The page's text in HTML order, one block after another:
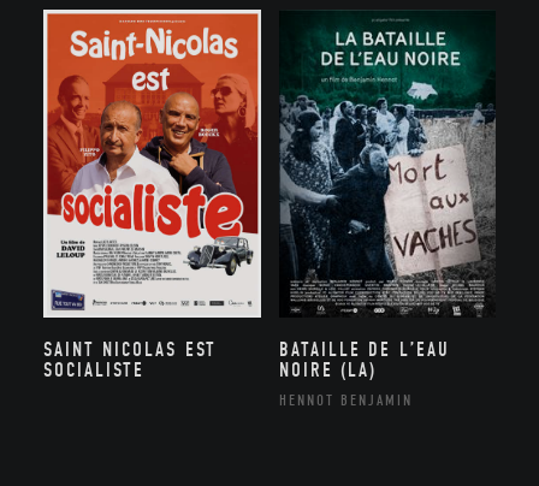
SAINT NICOLAS EST
SOCIALISTE
BATAILLE DE L’EAU
NOIRE (LA)
HENNOT BENJAMIN